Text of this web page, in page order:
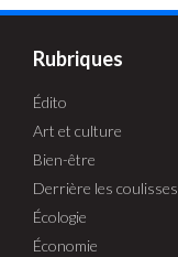
Rubriques
Édito
Art et culture
Bien-être
Derrière les coulisses
Écologie
Économie